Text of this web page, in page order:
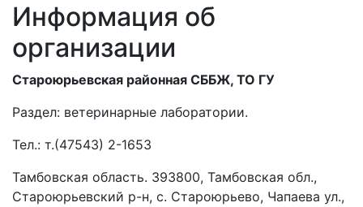
Информация об
организации
Староюрьевская районная СББЖ, ТО ГУ
Раздел: ветеринарные лаборатории.
Тел.: т.(47543) 2-1653
Тамбовская область. 393800, Тамбовская обл.,
Староюрьевский р-н, с. Староюрьево, Чапаева ул.,